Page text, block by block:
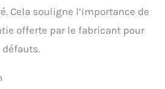
Cela souligne l’importance de
offerte par le fabricant pour
défauts.